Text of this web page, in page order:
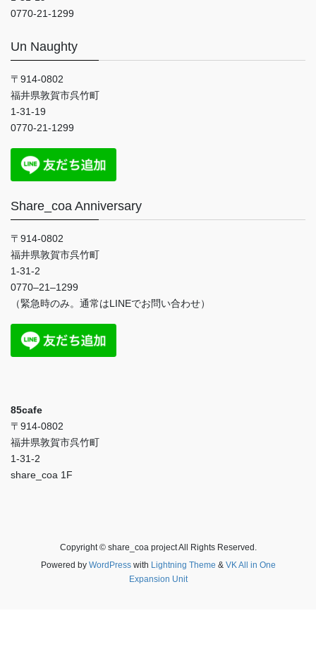
0770-21-1299
Un Naughty
〒914-0802
福井県敦賀市呉竹町
1-31-19
0770-21-1299
Share_coa Anniversary
〒914-0802
福井県敦賀市呉竹町
1-31-2
0770–21–1299
（緊急時のみ。通常はLINEでお問い合わせ）
85cafe
〒914-0802
福井県敦賀市呉竹町
1-31-2
share_coa 1F
Copyright © share_coa project All Rights Reserved.
Powered by WordPresswith Lightning Theme & VK All in One
Expansion Unit